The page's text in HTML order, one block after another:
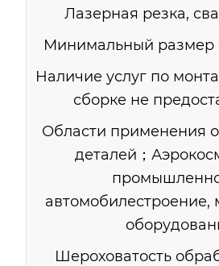
Лазерная резка,
Минимальный размер
Наличие услуг по
сборке не
Области применения
деталей；
автомобилестроение,
Шероховатость